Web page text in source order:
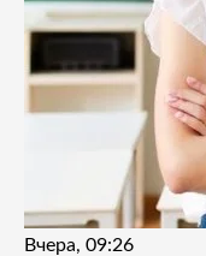
Вчера, 09:26